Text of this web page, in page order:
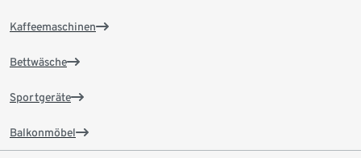
Kaffeemaschinen
Bettwäsche
Sportgeräte
Balkonmöbel